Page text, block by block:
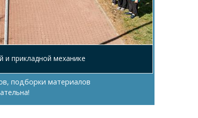
и прикладной механике
подборки материалов